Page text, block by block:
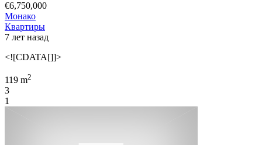
€6,750,000
Монако
Квартиры
7 лет назад
<![CDATA[]]>
119 m2
3
1